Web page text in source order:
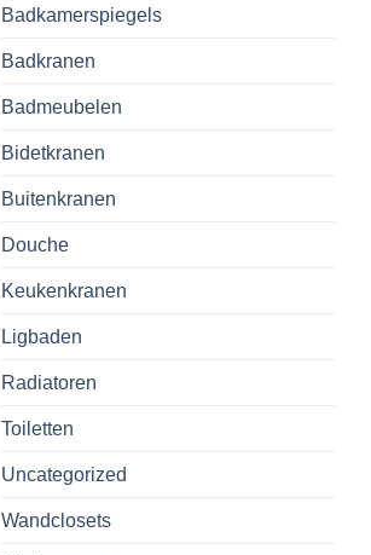
Badkamerspiegels
Badkranen
Badmeubelen
Bidetkranen
Buitenkranen
Douche
Keukenkranen
Ligbaden
Radiatoren
Toiletten
Uncategorized
Wandclosets